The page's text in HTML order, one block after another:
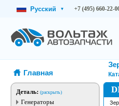
Русский ▾ +7 (495) 660-22-
Главная
Деталь: (раскрыть)
Генераторы